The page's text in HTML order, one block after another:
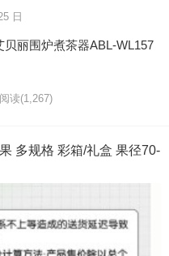
日
丽围炉煮茶器ABL-WL157
阅读(1,267)
多规格 彩箱/礼盒 果径70-